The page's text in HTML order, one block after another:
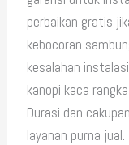
perbaikan gratis
kebocoran
kesalahan
kanopi kaca
Durasi dan
layanan purna jual.